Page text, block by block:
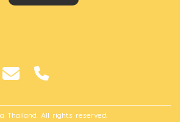
Thailand. All rights reserved.